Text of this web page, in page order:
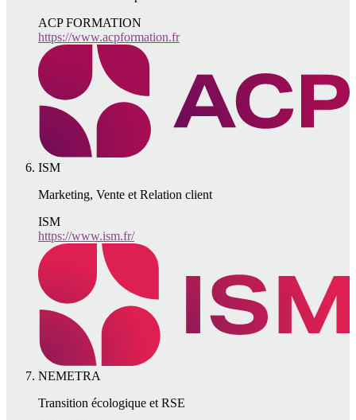
ACP FORMATION
https://www.acpformation.fr
ISM
Marketing, Vente et Relation client
ISM
https://www.ism.fr/
NEMETRA
Transition écologique et RSE